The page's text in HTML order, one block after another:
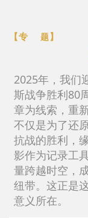
【专 题】
2025年，我们
斯战争胜利80
章为线索，重
不仅是为了还
抗战的胜利，
影作为记录工
量跨越时空，
纽带。这正是
意义所在。